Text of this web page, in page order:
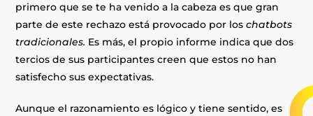
primero que se te ha venido a la cabeza es que gran
parte de este rechazo está provocado por loschatbots
tradicionales. Es más, el propio informe indica que dos
tercios de sus participantes creen que estos no han
satisfecho sus expectativas.
Aunque el razonamiento es lógico y tiene sentido, es